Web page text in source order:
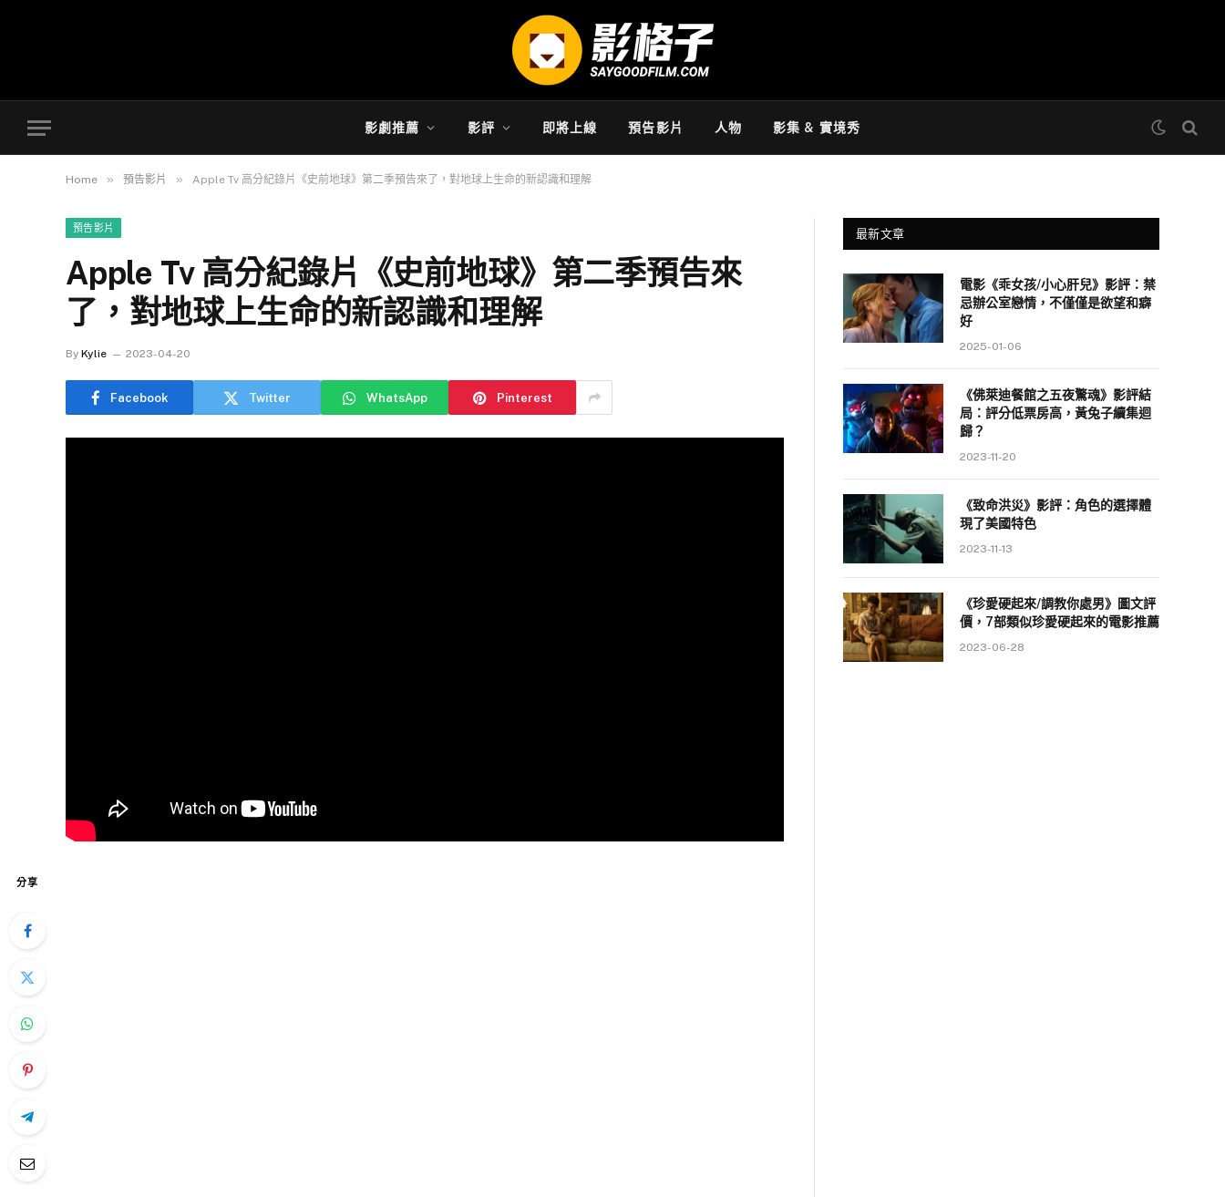
影劇推薦 影評 即將上線 預告影片 人物 影集 & 實境秀
Home » 預告影片 » Apple Tv 高分紀錄片《史前地球》第二季預告來了，對地球上生命的新認識和理解
預告影片
Apple Tv 高分紀錄片《史前地球》第二季預告來
了，對地球上生命的新認識和理解
By Kylie 2023-04-20
Facebook Twitter WhatsApp Pinterest
分享
最新文章
電影《乖女孩/小心肝兒》影評：禁
忌辦公室戀情，不僅僅是欲望和癖
好
2025-01-06
《佛萊迪餐館之五夜驚魂》影評結
局：評分低票房高，黃兔子續集迴
歸？
2023-11-20
《致命洪災》影評：角色的選擇體
現了美國特色
2023-11-13
《珍愛硬起來/調教你處男》圖文評
價，7部類似珍愛硬起來的電影推薦
2023-06-28